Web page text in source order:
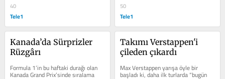
40
Tele1
50
Tele1
Kanada’da Sürprizler
Rüzgârı
Formula 1’in bu haftaki durağı olan
Kanada Grand Prix’sinde sıralama
Takımı Verstappen'i
çileden çıkardı
Max Verstappen yarışa öyle bir
başladı ki, daha ilk turlarda “bugün